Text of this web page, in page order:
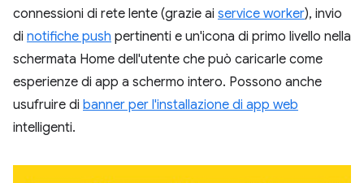
connessioni di rete lente (grazie ai service worker), invio
di notifiche push pertinenti e un'icona di primo livello nella
schermata Home dell'utente che può caricarle come
esperienze di app a schermo intero. Possono anche
usufruire di banner per l'installazione di app web
intelligenti.